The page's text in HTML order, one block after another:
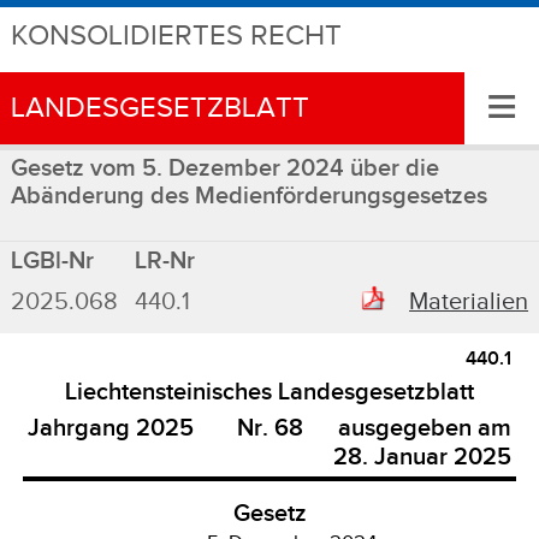
KONSOLIDIERTES RECHT
LANDESGESETZBLATT ≡
Gesetz vom 5. Dezember 2024 über die
Abänderung des Medienförderungsgesetzes
LGBl-Nr
LR-Nr
2025.068
440.1 Materialien